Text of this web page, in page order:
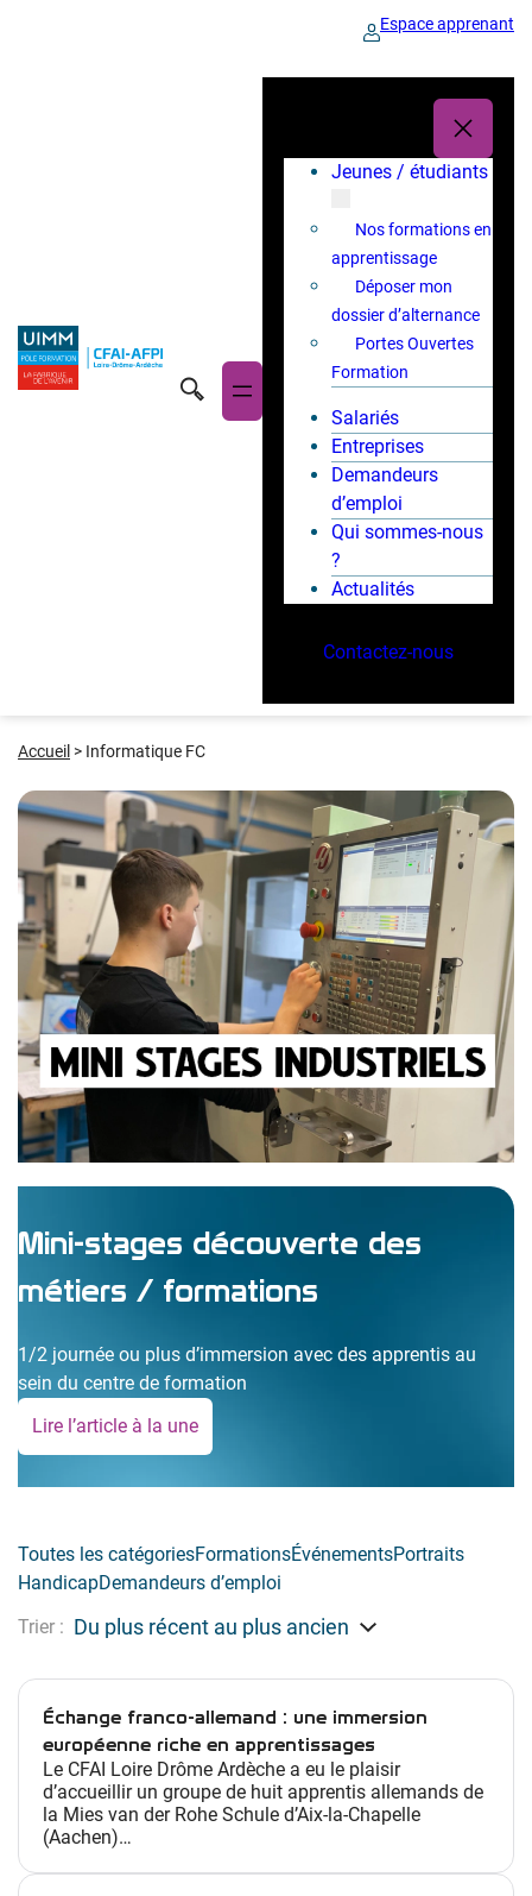
Espace apprenant
Jeunes / étudiants
Nos formations en
apprentissage
Déposer mon
dossier d’alternance
Portes Ouvertes
Formation
Salariés
Entreprises
Demandeurs
d’emploi
Qui sommes-nous
?
Actualités
Contactez-nous
Accueil > Informatique FC
Mini-stages découverte des
métiers / formations
1/2 journée ou plus d’immersion avec des apprentis au
sein du centre de formation
Lire l’article à la une
:
M
i
-
s
a
g
e
s
d
é
o
Toutes les catégoriesFormationsÉvénementsPortraits
HandicapDemandeurs d’emploi
Trier :
Échange franco-allemand : une immersion
européenne riche en apprentissages
Le CFAI Loire Drôme Ardèche a eu le plaisir
d’accueillir un groupe de huit apprentis allemands de
la Mies van der Rohe Schule d’Aix-la-Chapelle
(Aachen)…